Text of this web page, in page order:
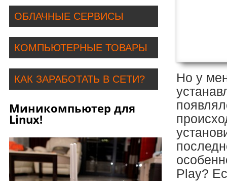
Но у
Play?
ОБЛАЧНЫЕ СЕРВИСЫ
КОМПЬЮТЕРНЫЕ ТОВАРЫ
КАК ЗАРАБОТАТЬ В СЕТИ?
Миникомпьютер для
Linux!